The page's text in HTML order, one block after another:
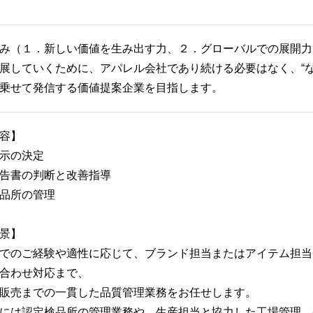
（１．新しい価値を生み出す力、２．グローバルでの展開
していくために、アパレル会社であり続ける必要はなく、“
せて発信する価値提案企業を目指します。
】
の決定
書の判断と改善指導
所の管理
】
のご経験や適性に応じて、ブランド担当またはアイテム担
わせ対応まで、
売までの一貫した品質管理業務をお任せします。